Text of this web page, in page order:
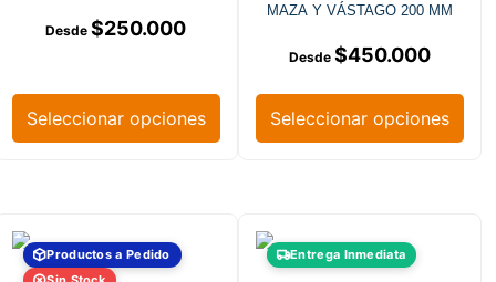
$250.000
Seleccionar opciones
MAZA Y VÁSTAGO 200 MM
$450.000
Seleccionar opciones
Productos a Pedido
Entrega Inmediata